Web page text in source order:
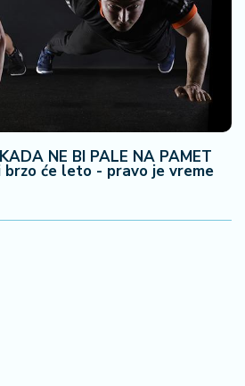
NE BI PALE NA PAMET
brzo će leto - pravo je vreme